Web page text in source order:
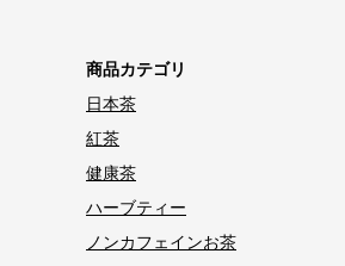
商品カテゴリ
日本茶
紅茶
健康茶
ハーブティー
ノンカフェインお茶